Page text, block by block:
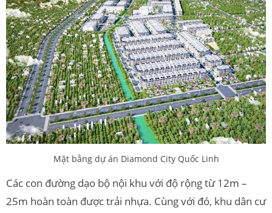
Mặt bằng dự án Diamond City Quốc Linh
Các con đường dạo bộ nội khu với độ rộng từ 12m –
25m hoàn toàn được trải nhựa. Cùng với đó, khu dân cư